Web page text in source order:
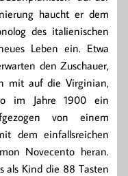
haucht er dem
des italienischen
Leben ein. Etwa
den Zuschauer,
mit auf die Virginian,
im Jahre 1900 ein
von einem
dem einfallsreichen
Novecento heran.
als Kind die 88 Tasten